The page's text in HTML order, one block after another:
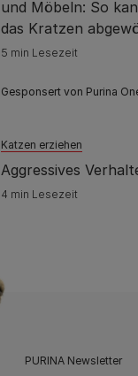
und Möbeln: So
das Kratzen
5 min Lesezeit
Gesponsert von Purina
Katzen erziehen
Aggressives
4 min Lesezeit
PURINA Newsletter